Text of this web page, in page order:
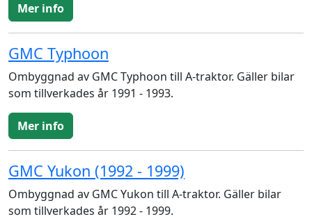
Mer info
GMC Typhoon
Ombyggnad av GMC Typhoon till A-traktor. Gäller bilar
som tillverkades år 1991 - 1993.
Mer info
GMC Yukon (1992 - 1999)
Ombyggnad av GMC Yukon till A-traktor. Gäller bilar
som tillverkades år 1992 - 1999.